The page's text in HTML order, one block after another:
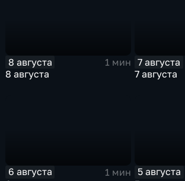
8 августа
1 мин
8 августа
7 августа
7 августа
6 августа
1 мин
5 августа